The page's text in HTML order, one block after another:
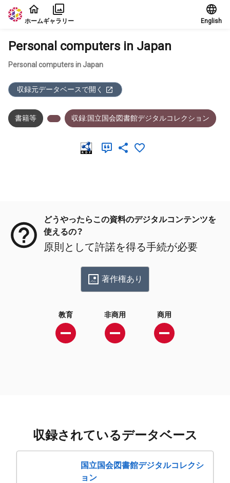
本文に飛ぶ
ホームギャラリー English
Personal computers in Japan
Personal computers in Japan
収録元データベースで開く
書籍等 収録:国立国会図書館デジタルコレクション
どうやったらこの資料のデジタルコンテンツを
使えるの？
原則として許諾を得る手続が必要
著作権あり
教育 非商用 商用
収録されているデータベース
国立国会図書館デジタルコレクシ
ョン